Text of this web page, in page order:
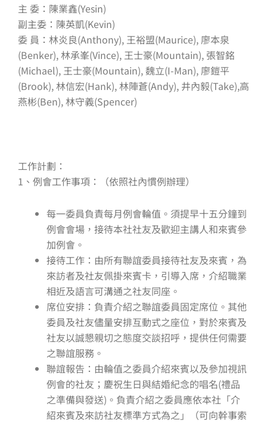
f
主 委：陳業鑫(Yesin)
副主委：陳英凱(Kevin)
委 員：林炎良(Anthony), 王裕盟(Maurice), 廖本泉
(Benker), 林承峯(Vince), 王士豪(Mountain), 張智銘
(Michael), 王士豪(Mountain), 魏立(I-Man), 廖鎧平
(Brook), 林信宏(Hank), 林陣蒼(Andy), 井內毅(Take),高
燕彬(Ben), 林守義(Spencer)
工作計劃：
1、例會工作事項：（依照社內慣例辦理）
每一委員負責每月例會輪值。須提早十五分鐘到
例會會場，接待本社社友及歡迎主講人和來賓參
加例會。
接待工作：由所有聯誼委員接待社友及來賓，為
來訪者及社友佩掛來賓卡，引導入席，介紹職業
相近及語言可溝通之社友同座。
席位安排：負責介紹之聯誼委員固定席位。其他
委員及社友儘量安排互動式之座位，對於來賓及
社友以誠懇親切之態度交談招呼，提供任何需要
之聯誼服務。
聯誼報告：由輪值之委員介紹來賓以及參加視訊
例會的社友；慶祝生日與結婚紀念的唱名(禮品
之準備與發送)。負責介紹之委員應依本社「介
紹來賓及來訪社友標準方式為之」（可向幹事索